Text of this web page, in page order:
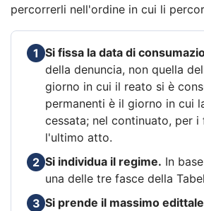
percorrerli nell'ordine in cui li
1 Si fissa la data di
della denuncia, non quella
giorno in cui il reato si è
permanenti è il giorno in cui
cessata; nel continuato, per
l'ultimo atto.
2 Si individua il regime. In
una delle tre fasce della
3 Si prende il massimo edittale